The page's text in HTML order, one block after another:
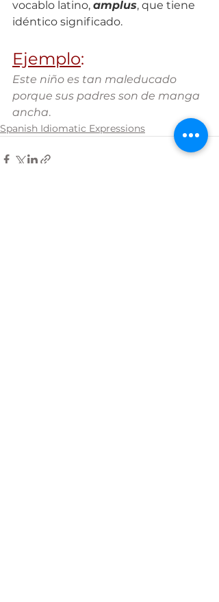
vocablo latino, amplus, que tiene
idéntico significado.
Ejemplo:
Este niño es tan maleducado
porque sus padres son de manga
ancha.
Spanish Idiomatic Expressions